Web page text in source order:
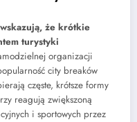
że krótkie
turystyki
organizacji
city breaków
częste, krótsze formy
reagują zwiększoną
i sportowych przez